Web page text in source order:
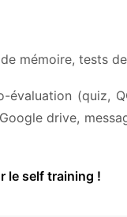
mémoire, tests
évaluation (quiz,
drive,
le self training !